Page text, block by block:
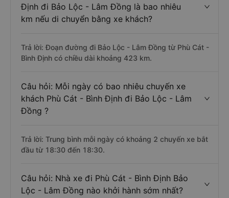
Định đi Bảo Lộc - Lâm Đồng là bao nhiêu
km nếu di chuyển bằng xe khách?
Trả lời: Đoạn đường đi Bảo Lộc - Lâm Đồng từ Phù Cát -
Bình Định có chiều dài khoảng 423 km.
Câu hỏi: Mỗi ngày có bao nhiêu chuyến xe
khách Phù Cát - Bình Định đi Bảo Lộc - Lâm
Đồng ?
Trả lời: Trung bình mỗi ngày có khoảng 2 chuyến xe bắt
đầu từ 18:30 đến 18:30.
Câu hỏi: Nhà xe đi Phù Cát - Bình Định Bảo
Lộc - Lâm Đồng nào khởi hành sớm nhất?